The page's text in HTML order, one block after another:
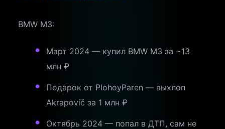
BMW M3:
Март 2024 — купил BMW M3 за ~13
млн ₽
Подарок от PlohoyParen — выхлоп
Akrapovič за 1 млн ₽
Октябрь 2024 — попал в ДТП, сам не